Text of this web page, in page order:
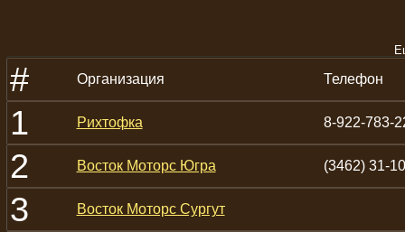
# Организация Телефон
1 Рихтофка 8-922-783-
2 Восток Моторс Югра (3462) 31-
3 Восток Моторс Сургут